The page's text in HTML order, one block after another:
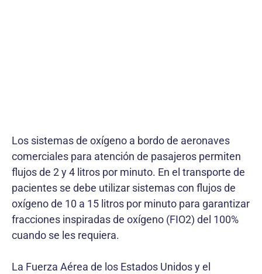
Los sistemas de oxígeno a bordo de aeronaves
comerciales para atención de pasajeros permiten
flujos de 2 y 4 litros por minuto. En el transporte de
pacientes se debe utilizar sistemas con flujos de
oxígeno de 10 a 15 litros por minuto para garantizar
fracciones inspiradas de oxígeno (FIO2) del 100%
cuando se les requiera.
La Fuerza Aérea de los Estados Unidos y el